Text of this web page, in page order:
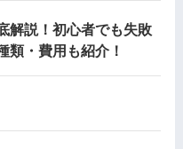
解説！初心者でも失敗
類・費用も紹介！